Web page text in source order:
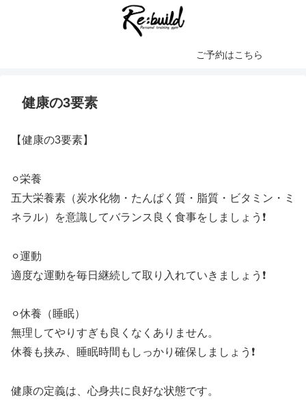
ご予約はこちら
健康の3要素
【健康の3要素】
⚪︎栄養
五大栄養素（炭水化物・たんぱく質・脂質・ビタミン・ミ
ネラル）を意識してバランス良く食事をしましょう❗️
⚪︎運動
適度な運動を毎日継続して取り入れていきましょう❗️
⚪︎休養（睡眠）
無理してやりすぎも良くなくありません。
休養も挟み、睡眠時間もしっかり確保しましょう❗️
健康の定義は、心身共に良好な状態です。